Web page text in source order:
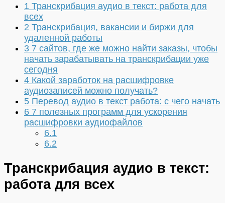
1 Транскрибация аудио в текст: работа для
всех
2 Транскрибация, вакансии и биржи для
удаленной работы
3 7 сайтов, где же можно найти заказы, чтобы
начать зарабатывать на транскрибации уже
сегодня
4 Какой заработок на расшифровке
аудиозаписей можно получать?
5 Перевод аудио в текст работа: с чего начать
6 7 полезных программ для ускорения
расшифровки аудиофайлов
6.1
6.2
Транскрибация аудио в текст:
работа для всех